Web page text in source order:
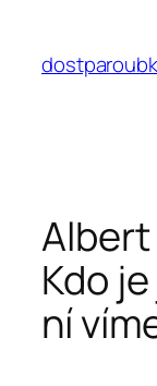
obsah
Albert
Kdo
ní